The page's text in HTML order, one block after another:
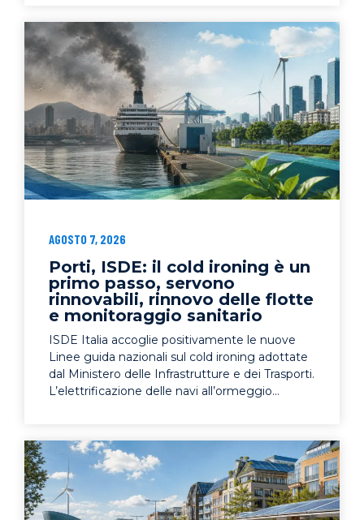
AGOSTO 7, 2026
Porti, ISDE: il cold ironing è un
primo passo, servono
rinnovabili, rinnovo delle flotte
e monitoraggio sanitario
ISDE Italia accoglie positivamente le nuove
Linee guida nazionali sul cold ironing adottate
dal Ministero delle Infrastrutture e dei Trasporti.
L’elettrificazione delle navi all’ormeggio...